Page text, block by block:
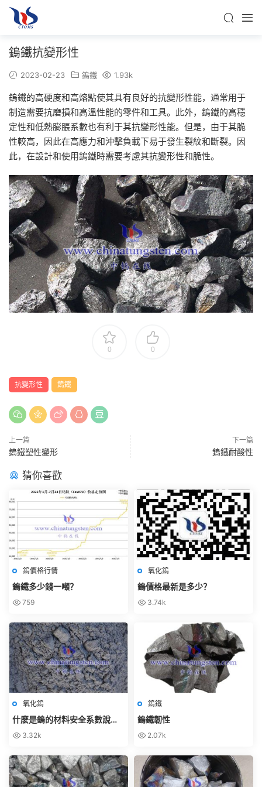
鎢鐵抗變形性
2023-02-23 鎢鐵 1.93k
鎢鐵的高硬度和高熔點使其具有良好的抗變形性能，通常用于
制造需要抗磨損和高溫性能的零件和工具。此外，鎢鐵的高穩
定性和低熱膨脹系數也有利于其抗變形性能。但是，由于其脆
性較高，因此在高應力和沖擊負載下易于發生裂紋和斷裂。因
此，在設計和使用鎢鐵時需要考慮其抗變形性和脆性。
0 0
抗變形性 鎢鐵
上一篇
鎢鐵塑性變形
下一篇
鎢鐵耐酸性
猜你喜歡
鎢價格行情
鎢鐵多少錢一噸？
759
氧化鎢
鎢價格最新是多少？
3.74k
氧化鎢
什麽是鎢的材料安全系數說明
書（MSDS）？
3.32k
鎢鐵
鎢鐵韌性
2.07k